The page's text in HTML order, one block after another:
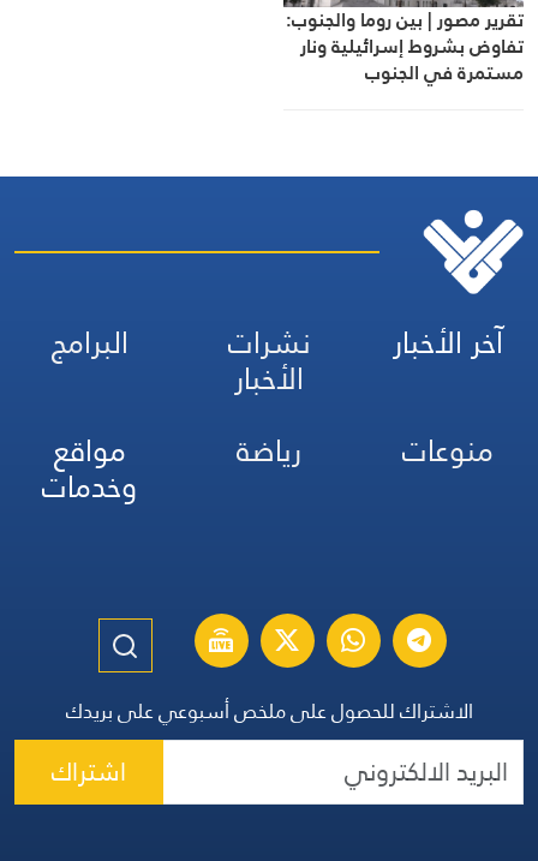
تقرير مصور | بين روما والجنوب:
تفاوض بشروط إسرائيلية ونار
مستمرة في الجنوب
آخر الأخبار نشرات
الأخبار
البرامج
منوعات
رياضة مواقع
وخدمات
الاشتراك للحصول على ملخص أسبوعي على بريدك
اشتراك